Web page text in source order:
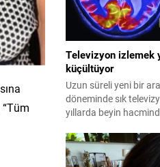
Televizyon izlemek
küçültüyor
Uzun süreli yeni bir
döneminde sık
yıllarda beyin